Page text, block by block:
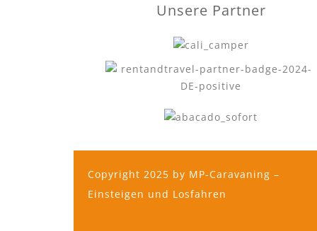
Unsere Partner
Copyright 2025 by MP-Caravaning –
Einsteigen und Losfahren